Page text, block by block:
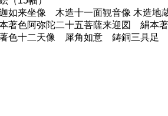
如来坐像 木造十一面観音像 木造
著色阿弥陀二十五菩薩来迎図 絹本
色十二天像 犀角如意 鋳銅三具足